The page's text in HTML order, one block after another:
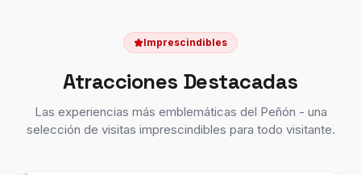
Imprescindibles
Atracciones Destacadas
Las experiencias más emblemáticas del Peñón - una
selección de visitas imprescindibles para todo visitante.